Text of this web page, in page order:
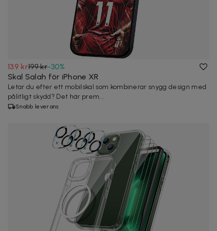
139 kr199 kr-30%
Skal Salah för iPhone XR
Letar du efter ett mobilskal som kombinerar snygg design med
pålitligt skydd? Det här prem...
Snabb leverans